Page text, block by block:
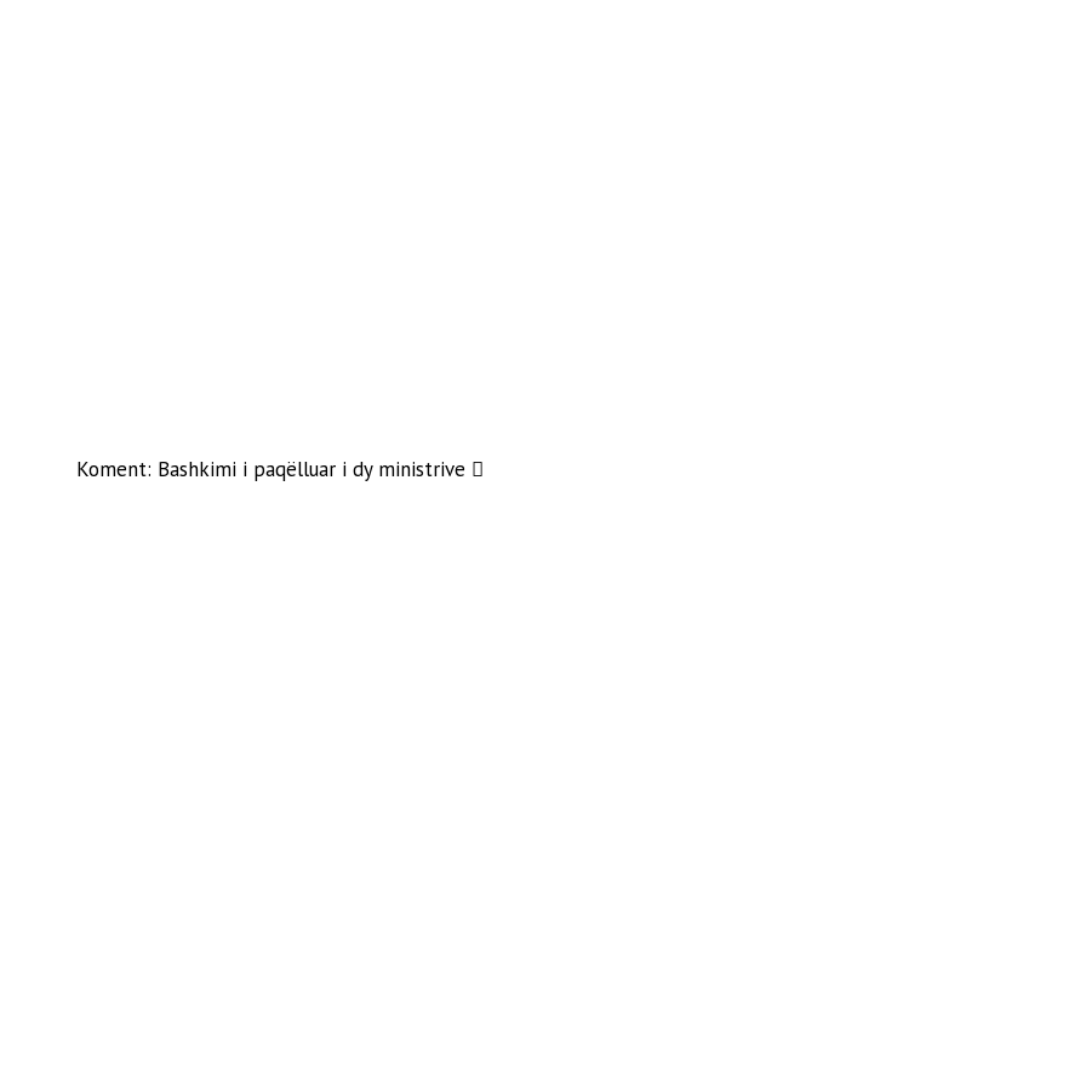
Koment: Bashkimi i paqëlluar i dy ministrive